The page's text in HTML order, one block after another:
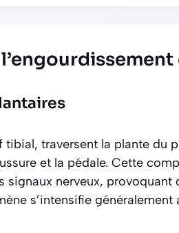
tibial, traversent la plante du
et la pédale. Cette
nerveux, provoquant
s’intensifie